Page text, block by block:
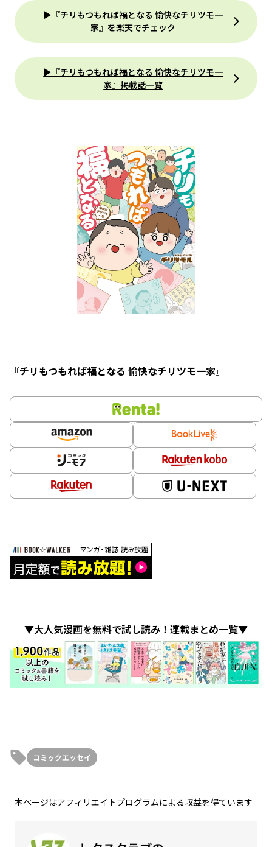
▶『チリもつもれば福となる 愉快なチリツモ一
家』を楽天でチェック
▶『チリもつもれば福となる 愉快なチリツモ一
家』掲載話一覧
『チリもつもれば福となる 愉快なチリツモ一家』
▼大人気漫画を無料で試し読み！連載まとめ一覧▼
コミックエッセイ
本ページはアフィリエイトプログラムによる収益を得ています